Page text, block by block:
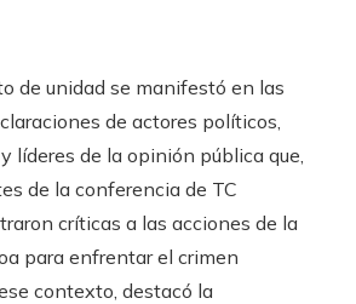
de unidad se manifestó en las
de actores políticos,
líderes de la opinión pública que,
de la conferencia de TC
críticas a las acciones de la
para enfrentar el crimen
contexto, destacó la